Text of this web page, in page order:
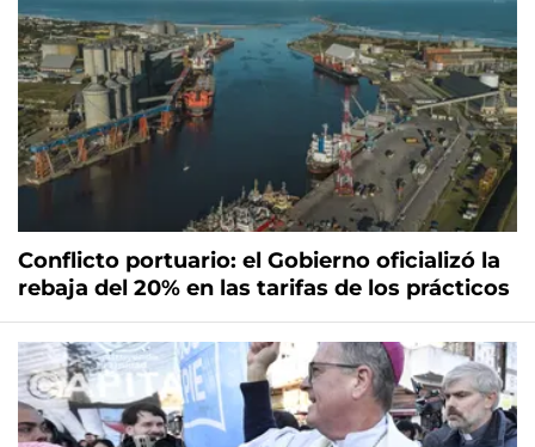
Conflicto portuario: el Gobierno oficializó la
rebaja del 20% en las tarifas de los prácticos